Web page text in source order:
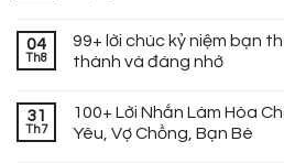
04
Th8
99+ lời chúc kỷ niệm bạn
thành và đáng nhớ
31
Th7
100+ Lời Nhắn Làm Hòa
Yêu, Vợ Chồng, Bạn Bè